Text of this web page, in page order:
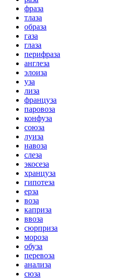
фраза
тлаза
образа
газа
глаза
перифраза
англеза
элоиза
уза
лиза
француза
паровоза
конфуза
союза
луиза
навоза
слеза
экосеза
хранцуза
гипотеза
ерза
воза
каприза
ввоза
сюрприза
мороза
обуза
перевоза
анализа
сюза